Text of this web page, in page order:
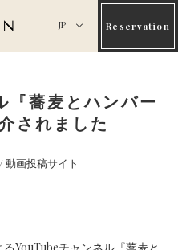
JP Reservation
蕎麦とハンバー
されました
動画投稿サイト